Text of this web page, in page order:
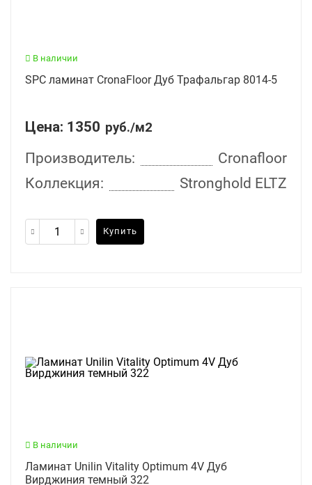
В наличии
SPC ламинат CronaFloor Дуб Трафальгар 8014-5
Цена: 1350 руб./м2
Производитель:
Cronafloor
Коллекция:
Stronghold ELTZ
Купить
В наличии
Ламинат Unilin Vitality Optimum 4V Дуб
Вирджиния темный 322